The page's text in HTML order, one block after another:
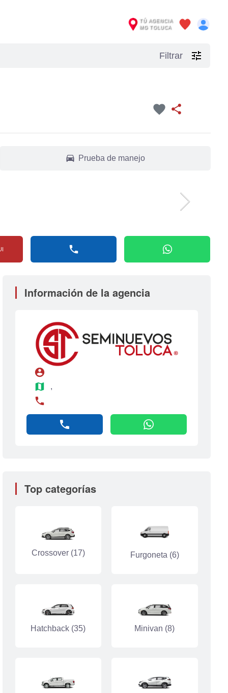
TÚ AGENCIA
MG TOLUCA
Filtrar tune
favorite share
drive_eta Prueba de manejo
phone whatsapp
Información de la agencia
account_circle
map
,
phone
phone whatsapp
Top categorías
Crossover (17) Furgoneta (6)
Hatchback (35) Minivan (8)